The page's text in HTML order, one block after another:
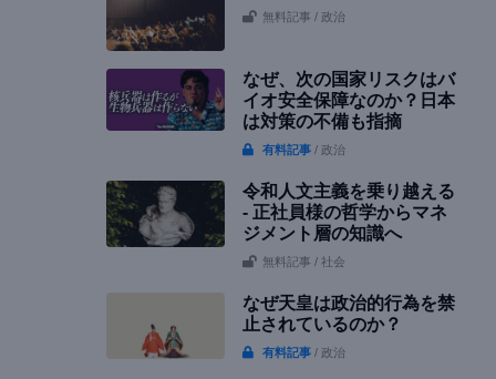
無料記事 / 政治
なぜ、次の国家リスクはバ
イオ安全保障なのか？日本
は対策の不備も指摘
有料記事 / 政治
令和人文主義を乗り越える
- 正社員様の哲学からマネ
ジメント層の知識へ
無料記事 / 社会
なぜ天皇は政治的行為を禁
止されているのか？
有料記事 / 政治